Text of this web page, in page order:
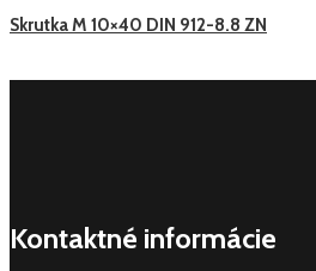
Skrutka M 10×40 DIN 912-8.8 ZN
Kontaktné informácie